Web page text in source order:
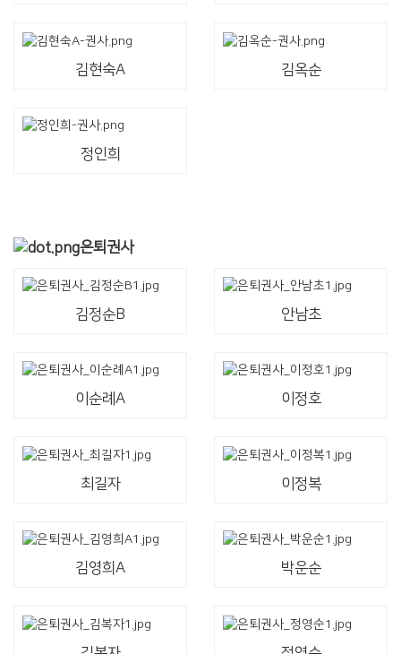
김현숙A 김옥순
정인희
은퇴권사
김정순B 안남초
이순례A 이정호
최길자 이정복
김영희A 박운순